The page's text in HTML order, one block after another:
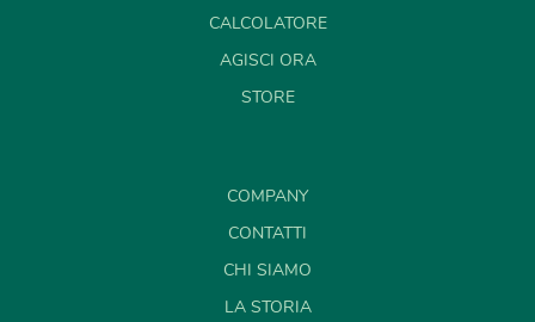
CALCOLATORE
AGISCI ORA
STORE
COMPANY
CONTATTI
CHI SIAMO
LA STORIA